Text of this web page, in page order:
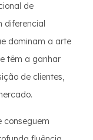
de
diferencial
dominam a arte
têm a ganhar
de clientes,
conseguem